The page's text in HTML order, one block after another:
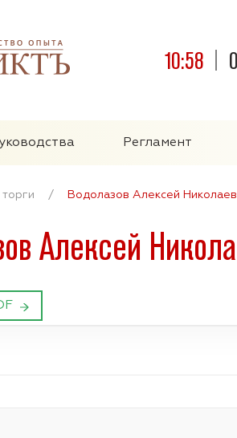
10:58
Регламент
торги / Водолазов Алексей
Алексей